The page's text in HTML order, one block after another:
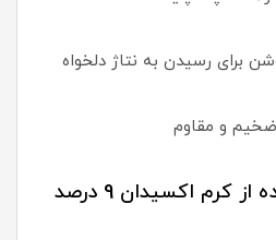
برای رسیدن به نتاژ دلخواه
و مقاوم
نکات مهم در استفاده از کرم اکسیدان 9 درصد